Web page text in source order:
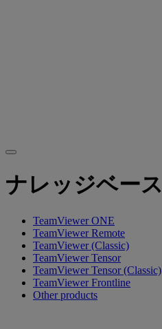
ナレッジベース
TeamViewer ONE
TeamViewer Remote
TeamViewer (Classic)
TeamViewer Tensor
TeamViewer Tensor (Classic)
TeamViewer Frontline
Other products